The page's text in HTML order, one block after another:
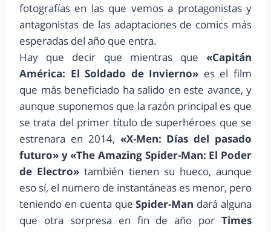
fotografías en las que vemos a protagonistas y
antagonistas de las adaptaciones de comics más
esperadas del año que entra.
Hay que decir que mientras que «Capitán
América: El Soldado de Invierno» es el film
que más beneficiado ha salido en este avance, y
aunque suponemos que la razón principal es que
se trata del primer título de superhéroes que se
estrenara en 2014, «X-Men: Días del pasado
futuro» y «The Amazing Spider-Man: El Poder
de Electro» también tienen su hueco, aunque
eso sí, el numero de instantáneas es menor, pero
teniendo en cuenta queSpider-Man dará alguna
que otra sorpresa en fin de año por Times